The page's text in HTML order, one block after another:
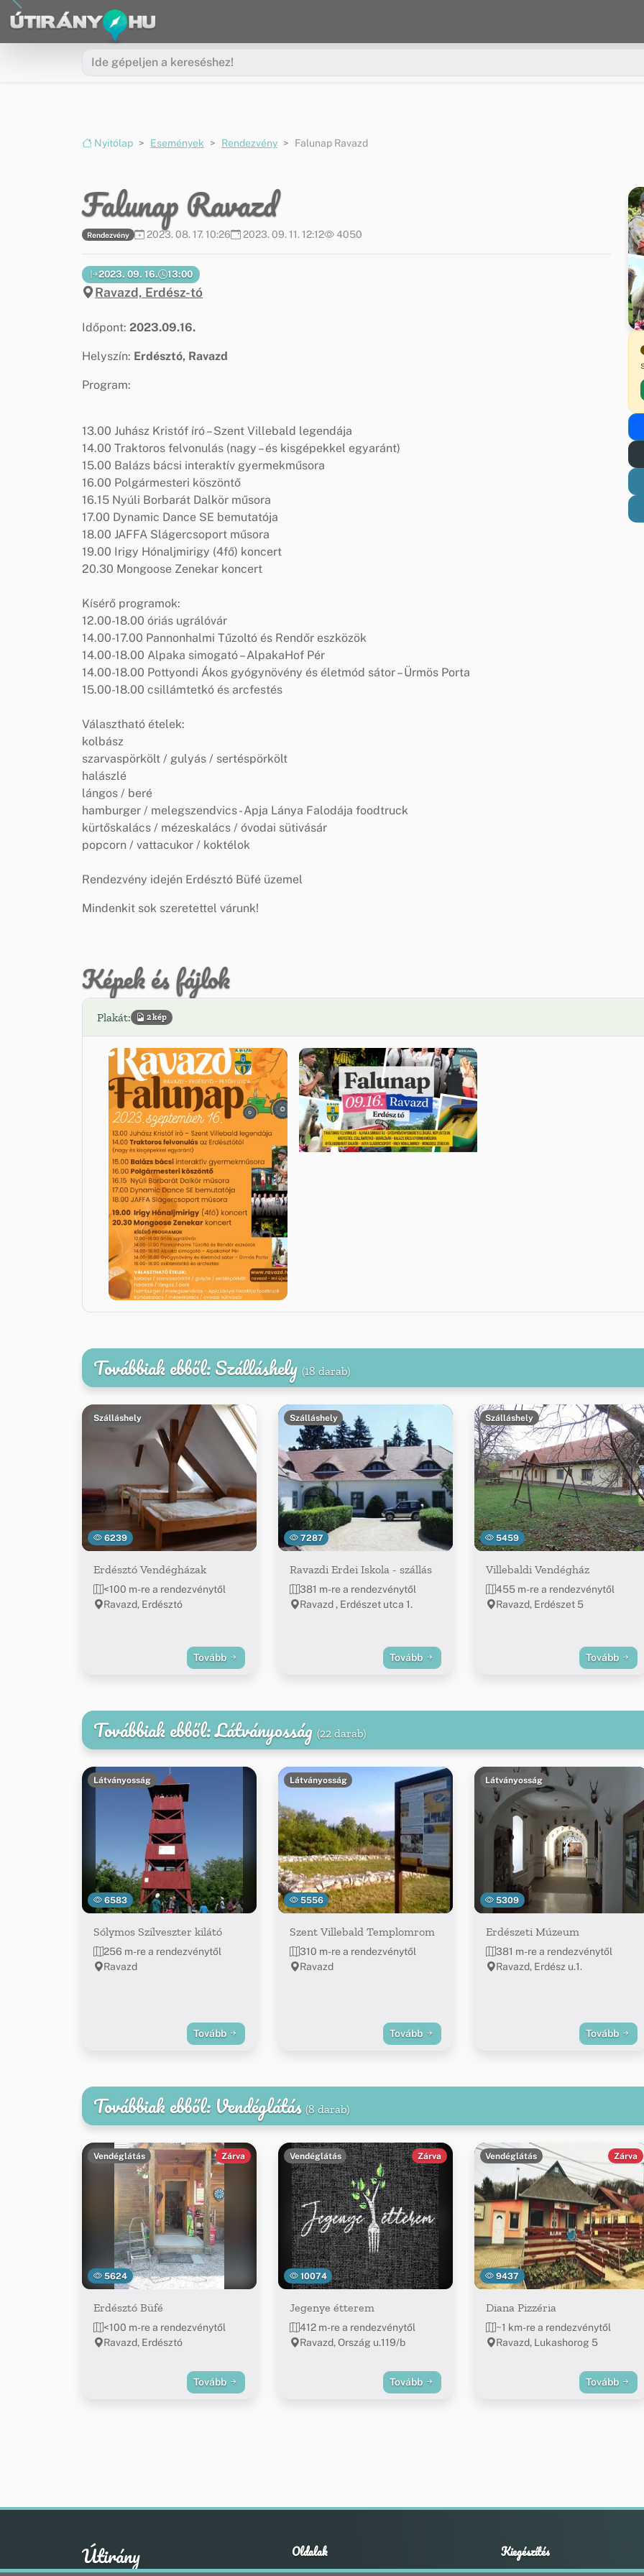
Ugrás a menüre
Ugrás a tartalomra
Nyitólap Események Rendezvény Falunap Ravazd
Falunap Ravazd
Rendezvény 2023. 08. 17. 10:26 2023. 09. 11. 12:12 4050
2023. 09. 16. 13:00
Ravazd, Erdész-tó
Időpont: 2023.09.16.
Helyszín: Erdésztó, Ravazd
Program:
13.00 Juhász Kristóf író – Szent Villebald legendája
14.00 Traktoros felvonulás (nagy – és kisgépekkel egyaránt)
15.00 Balázs bácsi interaktív gyermekműsora
16.00 Polgármesteri köszöntő
16.15 Nyúli Borbarát Dalkör műsora
17.00 Dynamic Dance SE bemutatója
18.00 JAFFA Slágercsoport műsora
19.00 Irigy Hónaljmirigy (4fő) koncert
20.30 Mongoose Zenekar koncert
Kísérő programok:
12.00-18.00 óriás ugrálóvár
14.00-17.00 Pannonhalmi Tűzoltó és Rendőr eszközök
14.00-18.00 Alpaka simogató – AlpakaHof Pér
14.00-18.00 Pottyondi Ákos gyógynövény és életmód sátor – Ürmös Porta
15.00-18.00 csillámtetkó és arcfestés
Választható ételek:
kolbász
szarvaspörkölt / gulyás / sertéspörkölt
halászlé
lángos / beré
hamburger / melegszendvics - Apja Lánya Falodája foodtruck
kürtőskalács / mézeskalács / óvodai sütivásár
popcorn / vattacukor / koktélok
Rendezvény idején Erdésztó Büfé üzemel
Mindenkit sok szeretettel várunk!
Képek és fájlok
Plakát: 2 kép
Továbbiak ebből: Szálláshely (18 darab)
6239
Szálláshely
Erdésztó Vendégházak
<100 m-re a rendezvénytől
Ravazd, Erdésztó
Tovább
7287
Szálláshely
Ravazdi Erdei Iskola - szállás
381 m-re a rendezvénytől
Ravazd , Erdészet utca 1.
Tovább
5459
Szálláshely
Villebaldi Vendégház
455 m-re a rendezvénytől
Ravazd, Erdészet 5
Tovább
Továbbiak ebből: Látványosság (22 darab)
6583
Látványosság
Sólymos Szilveszter kilátó
256 m-re a rendezvénytől
Ravazd
Tovább
5556
Látványosság
Szent Villebald Templomrom
310 m-re a rendezvénytől
Ravazd
Tovább
5309
Látványosság
Erdészeti Múzeum
381 m-re a rendezvénytől
Ravazd, Erdész u.1.
Tovább
Továbbiak ebből: Vendéglátás (8 darab)
5624
Vendéglátás Zárva
Erdésztó Büfé
<100 m-re a rendezvénytől
Ravazd, Erdésztó
Tovább
10074
Vendéglátás Zárva
Jegenye étterem
412 m-re a rendezvénytől
Ravazd, Ország u.119/b
Tovább
9437
Vendéglátás Zárva
Diana Pizzéria
~1 km-re a rendezvénytől
Ravazd, Lukashorog 5
Tovább
Útirány Oldalak Kiegészítés